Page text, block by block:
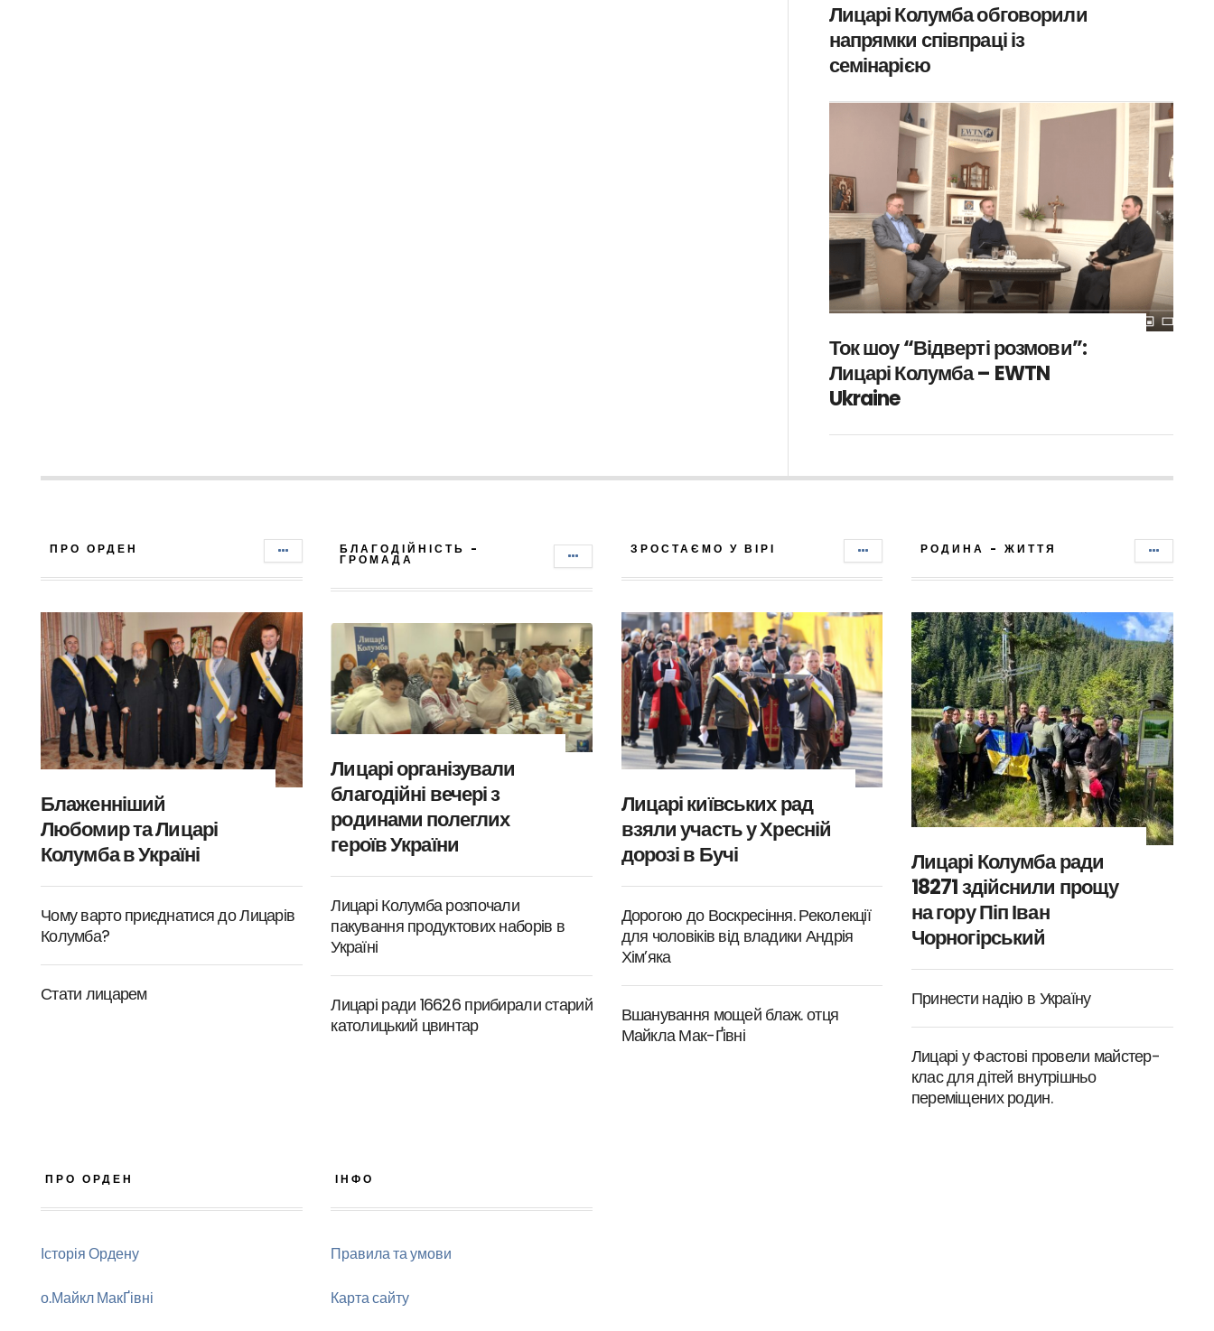
Лицарі Колумба обговорили
напрямки співпраці із
семінарією
Ток шоу “Відверті розмови”:
Лицарі Колумба – EWTN
Ukraine
ПРО ОРДЕН
Блаженніший
Любомир та Лицарі
Колумба в Україні
Чому варто приєднатися до Лицарів
Колумба?
Стати лицарем
БЛАГОДІЙНІСТЬ -
ГРОМАДА
Лицарі організували
благодійні вечері з
родинами полеглих
героїв України
Лицарі Колумба розпочали
пакування продуктових наборів в
Україні
Лицарі ради 16626 прибирали старий
католицький цвинтар
ЗРОСТАЄМО У ВІРІ
Лицарі київських рад
взяли участь у Хресній
дорозі в Бучі
Дорогою до Воскресіння. Реколекції
для чоловіків від владики Андрія
Хім’яка
Вшанування мощей блаж. отця
Майкла Мак-Ґівні
РОДИНА - ЖИТТЯ
Лицарі Колумба ради
18271 здійснили прощу
на гору Піп Іван
Чорногірський
Принести надію в Україну
Лицарі у Фастові провели майстер-
клас для дітей внутрішньо
переміщених родин.
ПРО ОРДЕН
Історія Ордену
о.Майкл МакҐівні
ІНФО
Правила та умови
Карта сайту